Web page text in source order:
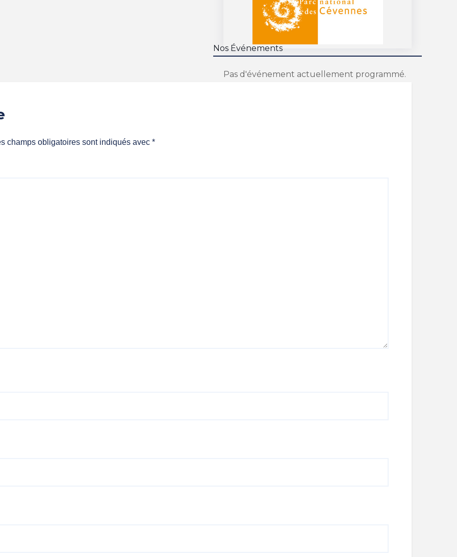
Nos Événements
Pas d'événement actuellement programmé.
champs obligatoires sont indiqués avec *